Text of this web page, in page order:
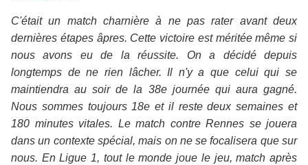
C'était un match charnière à ne pas rater avant deux
dernières étapes âpres. Cette victoire est méritée même si
nous avons eu de la réussite. On a décidé depuis
longtemps de ne rien lâcher. Il n'y a que celui qui se
maintiendra au soir de la 38e journée qui aura gagné.
Nous sommes toujours 18e et il reste deux semaines et
180 minutes vitales. Le match contre Rennes se jouera
dans un contexte spécial, mais on ne se focalisera que sur
nous. En Ligue 1, tout le monde joue le jeu, match après